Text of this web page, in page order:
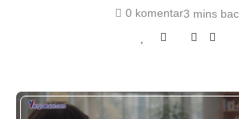
0 komentar3 mins